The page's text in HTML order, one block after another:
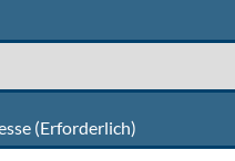
(Erforderlich)